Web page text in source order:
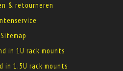
& retourneren
Sitemap
in 1U rack mounts
in 1.5U rack mounts